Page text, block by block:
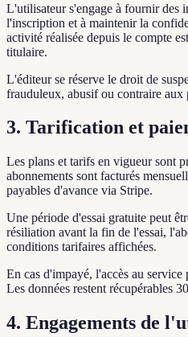
L'utilisateur s'engage à fournir des
l'inscription et à maintenir la
activité réalisée depuis le compte
titulaire.
L'éditeur se réserve le droit de
frauduleux, abusif ou contraire aux
3. Tarification et
Les plans et tarifs en vigueur sont
abonnements sont facturés
payables d'avance via Stripe.
Une période d'essai gratuite peut
résiliation avant la fin de l'essai,
conditions tarifaires affichées.
En cas d'impayé, l'accès au service
Les données restent récupérables
4. Engagements de